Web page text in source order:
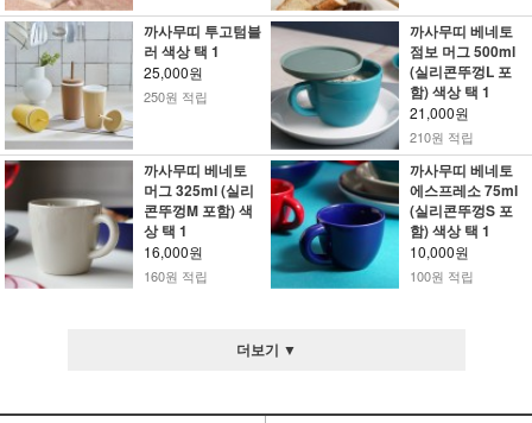
까사무띠 투고텀블
러 색상 택 1
25,000원
250원 적립
까사무띠 베네토
점보 머그 500ml
(실리콘뚜껑L 포
함) 색상 택 1
21,000원
210원 적립
까사무띠 베네토
머그 325ml (실리
콘뚜껑M 포함) 색
상 택 1
16,000원
160원 적립
까사무띠 베네토
에스프레소 75ml
(실리콘뚜껑S 포
함) 색상 택 1
10,000원
100원 적립
더보기 ▼